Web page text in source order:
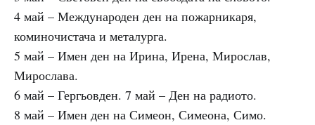
4 май – Международен ден на пожарникаря,
коминочистача и металурга.
5 май – Имен ден на Ирина, Ирена, Мирослав,
Мирослава.
6 май – Гергьовден. 7 май – Ден на радиото.
8 май – Имен ден на Симеон, Симеона, Симо.